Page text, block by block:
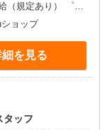
規定あり） ゜
゜+゜ 入社祝い金10
○。・゜+゜
ョップ
細を見る
タッフ